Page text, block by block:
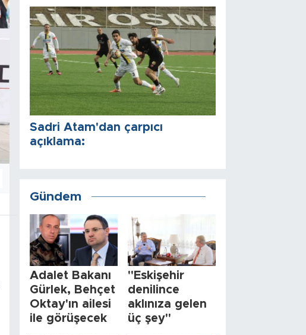
Sadri Atam'dan çarpıcı
açıklama:
Gündem
Adalet Bakanı
Gürlek, Behçet
Oktay'ın ailesi
ile görüşecek
"Eskişehir
denilince
aklınıza gelen
üç şey"